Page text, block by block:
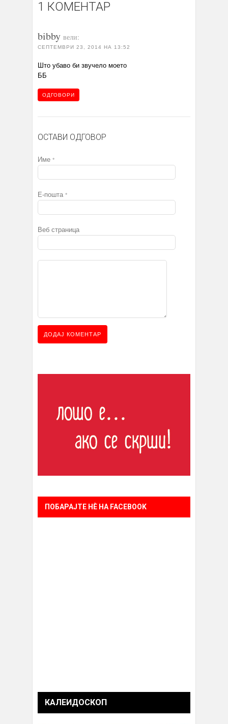
1 КОМЕНТАР
bibby вели:
СЕПТЕМВРИ 23, 2014 НА 13:52
Што убаво би звучело моето
ББ
ОДГОВОРИ
ОСТАВИ ОДГОВОР
Име *
Е-пошта *
Веб страница
ПОБАРАЈТЕ НÈ НА FACEBOOK
КАЛЕИДОСКОП